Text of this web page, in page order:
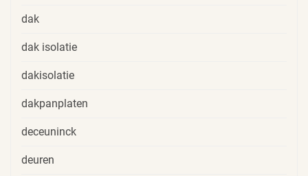
dak
dak isolatie
dakisolatie
dakpanplaten
deceuninck
deuren